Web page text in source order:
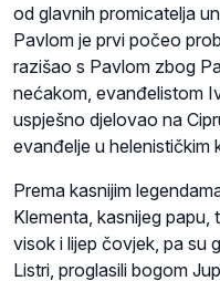
od glavnih promicatelja
Pavlom je prvi počeo
razišao s Pavlom zbog
nećakom, evanđelistom
uspješno djelovao na
evanđelje u helenističkim
Prema kasnijim
Klementa, kasnijeg papu,
visok i lijep čovjek, pa su
Listri, proglasili bogom